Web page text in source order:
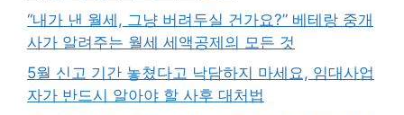
“내가 낸 월세, 그냥 버려두실 건가요?” 베테랑 중개
사가 알려주는 월세 세액공제의 모든 것
5월 신고 기간 놓쳤다고 낙담하지 마세요, 임대사업
자가 반드시 알아야 할 사후 대처법